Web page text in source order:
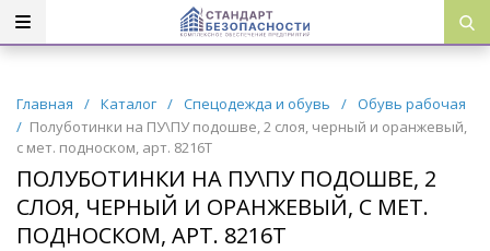
Главная / Каталог / Спецодежда и обувь / Обувь рабочая
/ Полуботинки на ПУ\ПУ подошве, 2 слоя, черный и оранжевый,
с мет. подноском, арт. 8216Т
ПОЛУБОТИНКИ НА ПУ\ПУ ПОДОШВЕ, 2
СЛОЯ, ЧЕРНЫЙ И ОРАНЖЕВЫЙ, С МЕТ.
ПОДНОСКОМ, АРТ. 8216Т